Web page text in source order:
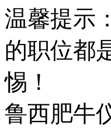
温馨提示
的职位都
惕！
鲁西肥牛